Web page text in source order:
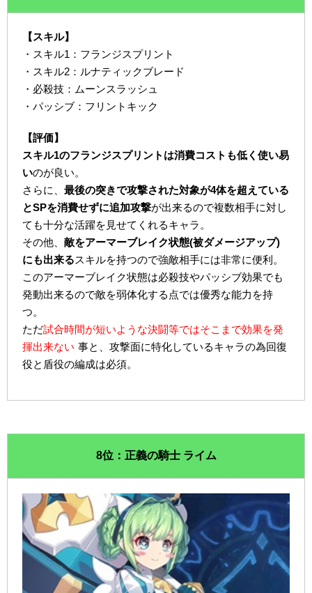
【スキル】
・スキル1：フランジスプリント
・スキル2：ルナティックブレード
・必殺技：ムーンスラッシュ
・パッシブ：フリントキック
【評価】
スキル1のフランジスプリントは消費コストも低く使い易
いのが良い。
さらに、最後の突きで攻撃された対象が4体を超えている
とSPを消費せずに追加攻撃が出来るので複数相手に対し
ても十分な活躍を見せてくれるキャラ。
その他、敵をアーマーブレイク状態(被ダメージアップ)
にも出来るスキルを持つので強敵相手には非常に便利。
このアーマーブレイク状態は必殺技やパッシブ効果でも
発動出来るので敵を弱体化する点では優秀な能力を持
つ。
ただ試合時間が短いような決闘等ではそこまで効果を発
揮出来ない 事と、攻撃面に特化しているキャラの為回復
役と盾役の編成は必須。
8位：正義の騎士 ライム